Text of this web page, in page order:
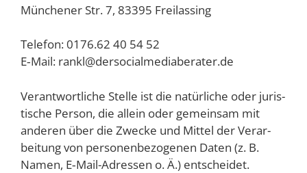
Mün­che­ner Str. 7, 83395 Freilassing
Tele­fon: 0176.62 40 54 52
E‑Mail: rankl@​dersocialmediaberater.​de
Ver­ant­wort­li­che Stel­le ist die natür­li­che oder juris­
ti­sche Per­son, die allein oder gemein­sam mit
ande­ren über die Zwe­cke und Mit­tel der Ver­ar­
bei­tung von per­so­nen­be­zo­ge­nen Daten (z. B.
Namen, E‑Mail-Adres­sen o. Ä.) entscheidet.